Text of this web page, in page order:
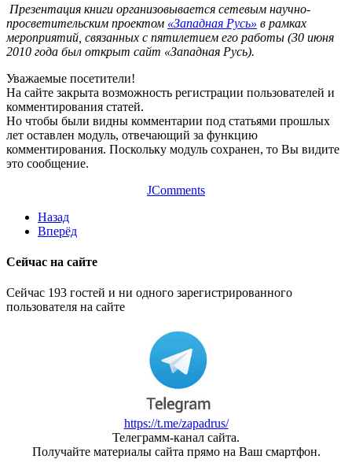
Презентация книги организовывается сетевым научно-
просветительским проектом «Западная Русь» в рамках
мероприятий, связанных с пятилетием его работы (30 июня
2010 года был открыт сайт «Западная Русь).
Уважаемые посетители!
На сайте закрыта возможность регистрации пользователей и
комментирования статей.
Но чтобы были видны комментарии под статьями прошлых
лет оставлен модуль, отвечающий за функцию
комментирования. Поскольку модуль сохранен, то Вы видите
это сообщение.
JComments
Назад
Вперёд
Сейчас на сайте
Сейчас 193 гостей и ни одного зарегистрированного
пользователя на сайте
https://t.me/zapadrus/
Телеграмм-канал сайта.
Получайте материалы сайта прямо на Ваш смартфон.